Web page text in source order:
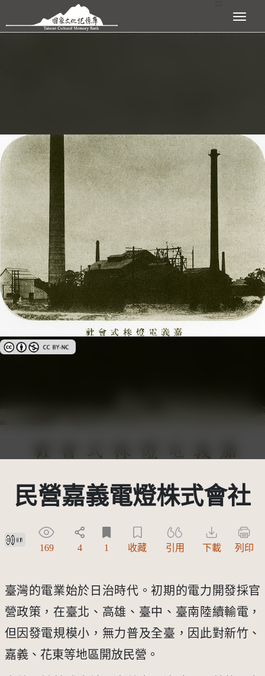
跳到主要內容區塊 展開選單
創用CC姓名標示-非商業性 3.0 台灣及其後版本(CC BY-NC 3.0 TW +)
民營嘉義電燈株式會社
創用CC姓名標示 3.0 台灣及其後版本(CC BY 3.0 TW +)
169 4 1 收藏 引用 下載 列印
臺灣的電業始於日治時代。初期的電力開發採官
營政策，在臺北、高雄、臺中、臺南陸續輸電，
但因發電規模小，無力普及全臺，因此對新竹、
嘉義、花東等地區開放民營。